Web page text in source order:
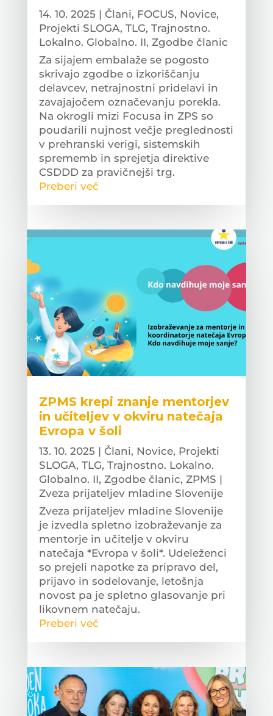
14. 10. 2025 | Člani, FOCUS, Novice,
Projekti SLOGA, TLG, Trajnostno.
Lokalno. Globalno. II, Zgodbe članic
Za sijajem embalaže se pogosto
skrivajo zgodbe o izkoriščanju
delavcev, netrajnostni pridelavi in
zavajajočem označevanju porekla. ️
Na okrogli mizi Focusa in ZPS so
poudarili nujnost večje preglednosti
v prehranski verigi, sistemskih
sprememb in sprejetja direktive
CSDDD za pravičnejši trg.
Preberi več
ZPMS krepi znanje mentorjev
in učiteljev v okviru natečaja
Evropa v šoli
13. 10. 2025 | Člani, Novice, Projekti
SLOGA, TLG, Trajnostno. Lokalno.
Globalno. II, Zgodbe članic, ZPMS |
Zveza prijateljev mladine Slovenije
Zveza prijateljev mladine Slovenije
je izvedla spletno izobraževanje za
mentorje in učitelje v okviru
natečaja *Evropa v šoli*. Udeleženci
so prejeli napotke za pripravo del,
prijavo in sodelovanje, letošnja
novost pa je spletno glasovanje pri
likovnem natečaju.
Preberi več